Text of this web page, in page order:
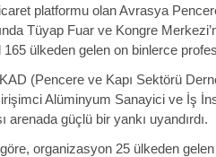
platformu olan Avrasya
Tüyap Fuar ve Kongre
165 ülkeden gelen on binlerce
(Pencere ve Kapı Sektörü
Alüminyum Sanayici ve İş
arenada güçlü bir yankı uyandırdı.
organizasyon 25 ülkeden